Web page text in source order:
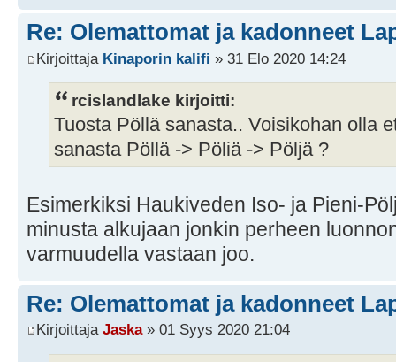
Re: Olemattomat ja kadonneet
Kirjoittaja Kinaporin kalifi » 31 Elo 2020 14:24
rcislandlake kirjoitti:
Tuosta Pöllä sanasta.. Voisikohan olla
sanasta Pöllä -> Pöliä -> Pöljä ?
Esimerkiksi Haukiveden Iso- ja Pieni-
minusta alkujaan jonkin perheen
varmuudella vastaan joo.
Re: Olemattomat ja kadonneet
Kirjoittaja Jaska» 01 Syys 2020 21:04